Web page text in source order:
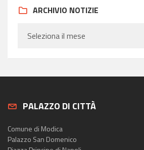
ARCHIVIO NOTIZIE
PALAZZO DI CITTÀ
Comune di Modica
Palazzo San Domenico